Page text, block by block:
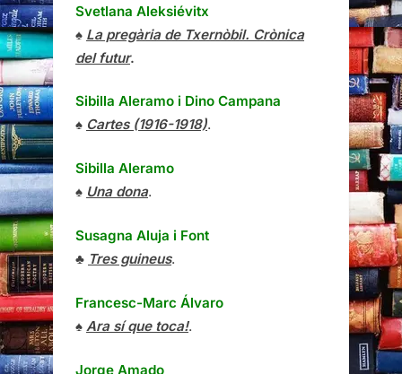
Svetlana Aleksiévitx
♠ La pregària de Txernòbil. Crònica
del futur.
Sibilla Aleramo i Dino Campana
♠ Cartes (1916-1918).
Sibilla Aleramo
♠ Una dona.
Susagna Aluja i Font
♣ Tres guineus.
Francesc-Marc Álvaro
♠ Ara sí que toca!.
Jorge Amado